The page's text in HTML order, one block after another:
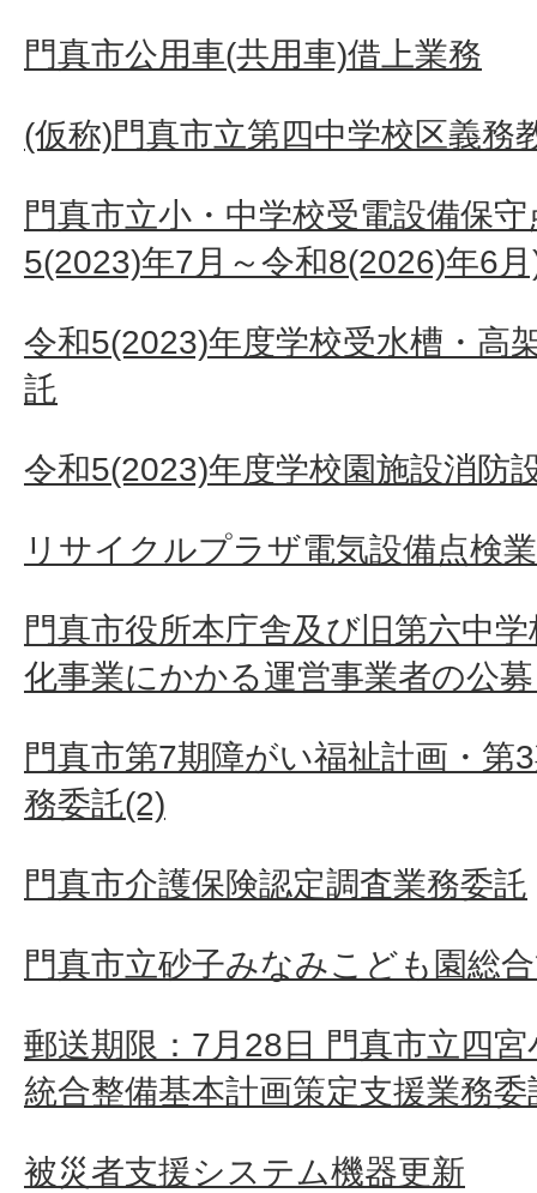
門真市公用車(共用車)借上業務
(仮称)門真市立第四中学校区義務
門真市立小・中学校受電設備保
5(2023)年7月～令和8(2026)年6
令和5(2023)年度学校受水槽・高
託
令和5(2023)年度学校園施設消防
リサイクルプラザ電気設備点検
門真市役所本庁舎及び旧第六中
化事業にかかる運営事業者の公
門真市第7期障がい福祉計画・第
務委託(2)
門真市介護保険認定調査業務委託
門真市立砂子みなみこども園総
郵送期限：7月28日 門真市立四
統合整備基本計画策定支援業務委
被災者支援システム機器更新